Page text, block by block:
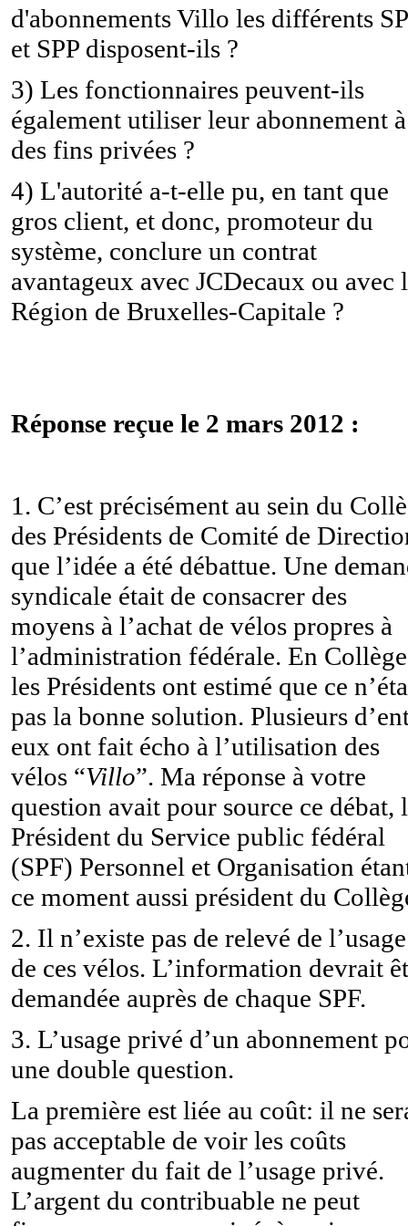
d'abonnements Villo les différents
et SPP disposent-ils ?
3) Les fonctionnaires peuvent-ils
également utiliser leur abonnement à
des fins privées ?
4) L'autorité a-t-elle pu, en tant que
gros client, et donc, promoteur du
système, conclure un contrat
avantageux avec JCDecaux ou avec
Région de Bruxelles-Capitale ?
Réponse reçue le 2 mars 2012 :
1. C’est précisément au sein du
des Présidents de Comité de
que l’idée a été débattue. Une
syndicale était de consacrer des
moyens à l’achat de vélos propres à
l’administration fédérale. En
les Présidents ont estimé que ce
pas la bonne solution. Plusieurs
eux ont fait écho à l’utilisation des
vélos “Villo”. Ma réponse à votre
question avait pour source ce débat,
Président du Service public fédéral
(SPF) Personnel et Organisation
ce moment aussi président du
2. Il n’existe pas de relevé de l’usage
de ces vélos. L’information devrait
demandée auprès de chaque SPF.
3. L’usage privé d’un abonnement
une double question.
La première est liée au coût: il ne
pas acceptable de voir les coûts
augmenter du fait de l’usage privé.
L’argent du contribuable ne peut